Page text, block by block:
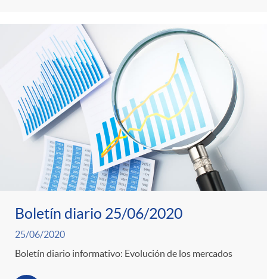
Boletín diario 25/06/2020
25/06/2020
Boletín diario informativo: Evolución de los mercados